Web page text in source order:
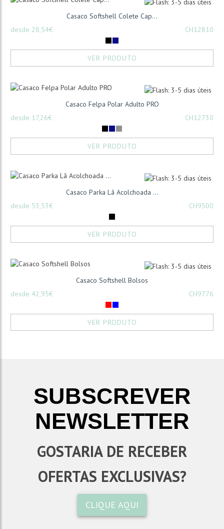
Casaco Softshell Colete Cap...
desde 28,54€
CH12810
VER PRODUTO
Casaco Felpa Polar Adulto PRO
desde 17,26€
CH12730
VER PRODUTO
Casaco Parka Lã Acolchoada ...
desde 53,53€
CH9500
VER PRODUTO
Casaco Softshell Bolsos
desde 42,95€
CH9776
VER PRODUTO
SUBSCREVER
NEWSLETTER
GOSTARIA DE RECEBER
OFERTAS EXCLUSIVAS?
CLIQUE AQUI